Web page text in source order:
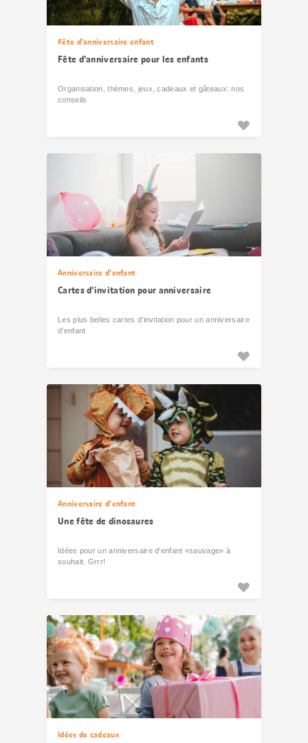
Fête d’anniversaire enfant
Fête d’anniversaire pour les enfants
Organisation, thèmes, jeux, cadeaux et gâteaux: nos
conseils
Anniversaire d'enfant
Cartes d’invitation pour anniversaire
Les plus belles cartes d’invitation pour un anniversaire
d’enfant
Anniversaire d'enfant
Une fête de dinosaures
Idées pour un anniversaire d’enfant «sauvage» à
souhait. Grrr!
Idées de cadeaux